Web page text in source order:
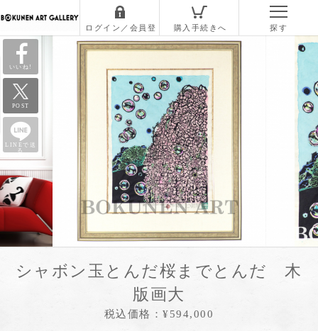
いいね!
POST
LINEで送
る
シャボン玉とんだ桜までとんだ 木
版画大
税込価格：¥594,000